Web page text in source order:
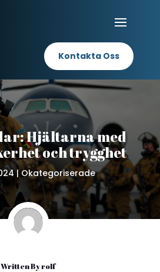
Kontakta Oss
Hjältarna med
och trygghet
|Okategoriserade
Written Byrolf